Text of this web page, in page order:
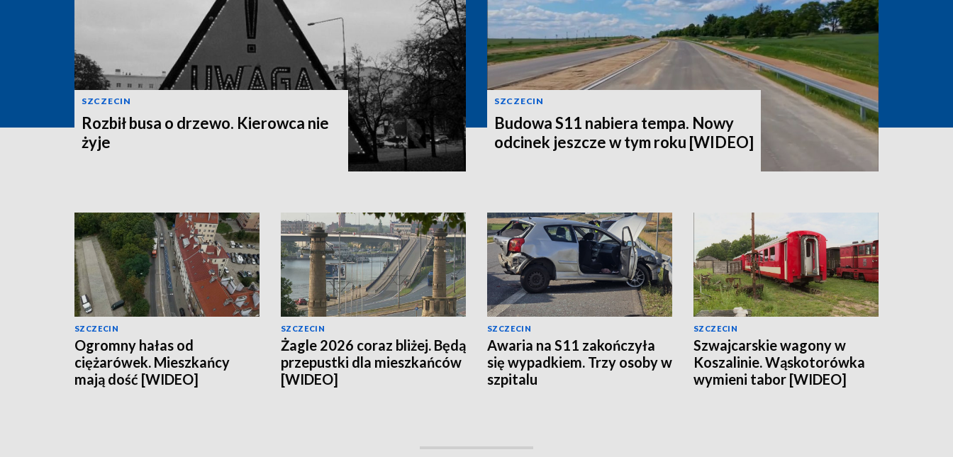
SZCZECIN
Rozbił busa o drzewo. Kierowca nie
żyje
SZCZECIN
Budowa S11 nabiera tempa. Nowy
odcinek jeszcze w tym roku [WIDEO]
SZCZECIN
Ogromny hałas od
ciężarówek. Mieszkańcy
mają dość [WIDEO]
SZCZECIN
Żagle 2026 coraz bliżej. Będą
przepustki dla mieszkańców
[WIDEO]
SZCZECIN
Awaria na S11 zakończyła
się wypadkiem. Trzy osoby w
szpitalu
SZCZECIN
Szwajcarskie wagony w
Koszalinie. Wąskotorówka
wymieni tabor [WIDEO]